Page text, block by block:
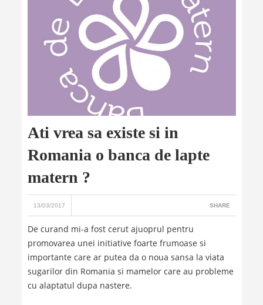
Ati vrea sa existe si in
Romania o banca de lapte
matern ?
13/03/2017 SHARE
De curand mi-a fost cerut ajuoprul pentru
promovarea unei initiative foarte frumoase si
importante care ar putea da o noua sansa la viata
sugarilor din Romania si mamelor care au probleme
cu alaptatul dupa nastere.